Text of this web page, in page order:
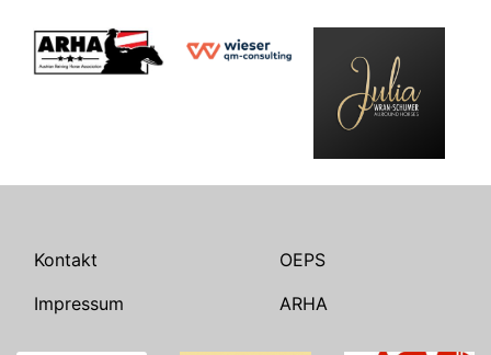
Kontakt
Impressum
OEPS
ARHA